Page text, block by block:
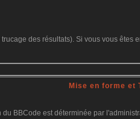
des résultats). Si vous vous
Mise en forme et
BBCode est déterminée par